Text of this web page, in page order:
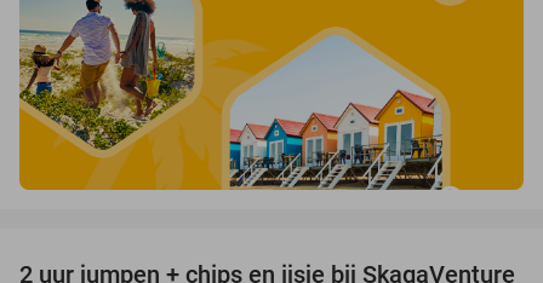
2 uur jumpen + chips en ijsje bij SkagaVenture